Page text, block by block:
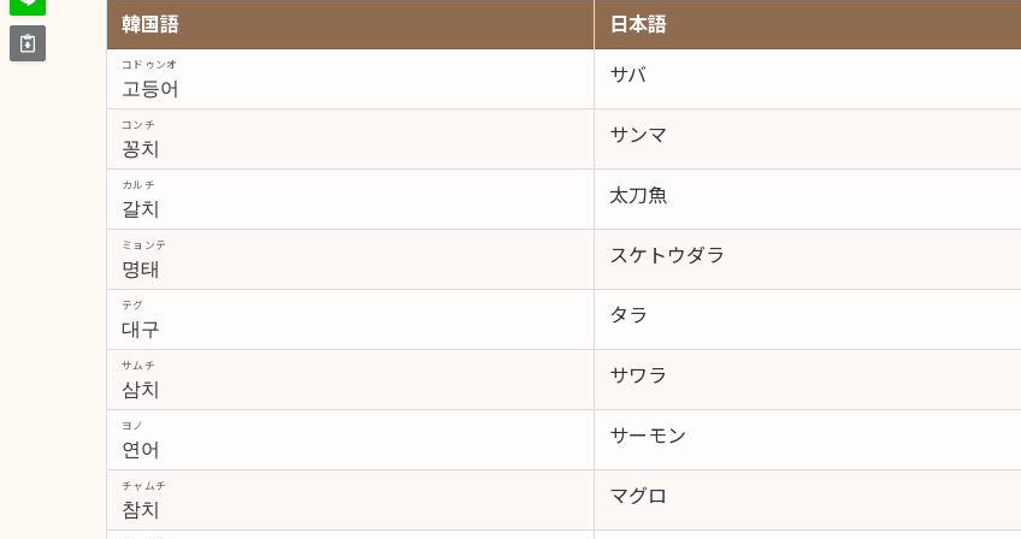
韓国語 日本語
고등어
コドゥンオ サバ
꽁치
コンチ サンマ
갈치
カルチ 太刀魚
명태
ミョンテ スケトウダラ
대구
テグ タラ
삼치
サムチ サワラ
연어
ヨノ サーモン
참치
チャムチ マグロ